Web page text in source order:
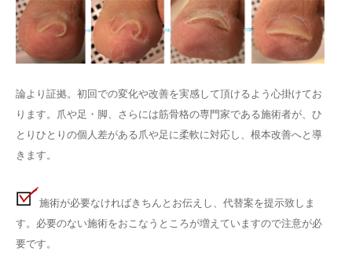
論より証拠。初回での変化や改善を実感して頂けるよう心掛けてお
ります。爪や足・脚、さらには筋骨格の専門家である施術者が、ひ
とりひとりの個人差がある爪や足に柔軟に対応し、根本改善へと導
きます。
施術が必要なければきちんとお伝えし、代替案を提示致しま
す。必要のない施術をおこなうところが増えていますので注意が必
要です。